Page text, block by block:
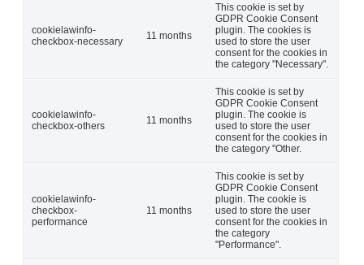
cookielawinfo-
checkbox-necessary
11 months
This cookie is set by
GDPR Cookie Consent
plugin. The cookies is
used to store the user
consent for the cookies in
the category "Necessary".
cookielawinfo-
checkbox-others
11 months
This cookie is set by
GDPR Cookie Consent
plugin. The cookie is
used to store the user
consent for the cookies in
the category "Other.
cookielawinfo-
checkbox-
performance
11 months
This cookie is set by
GDPR Cookie Consent
plugin. The cookie is
used to store the user
consent for the cookies in
the category
"Performance".